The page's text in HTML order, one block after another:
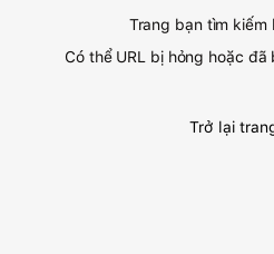
Trang bạn tìm kiếm
Có thể URL bị hỏng hoặc
Trở lại